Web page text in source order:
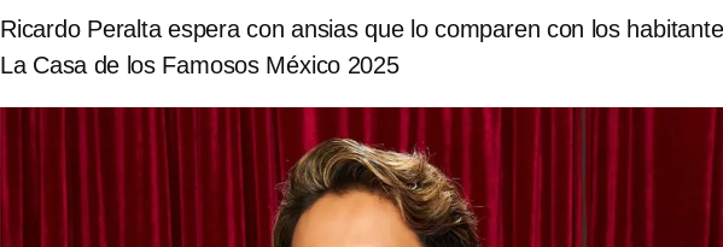
Ricardo Peralta espera con ansias que lo comparen con los
La Casa de los Famosos México 2025